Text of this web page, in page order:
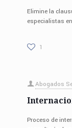
Elimine la
especialistas
1
Abogados
Proceso de